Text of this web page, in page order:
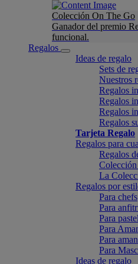
Colección On The Go
Ganador del premio
funcional.
Regalos
Ideas de regalo
Sets de
Nuestros
Regalos
Regalos
Regalos
Regalos
Tarjeta Regalo
Regalos para
Regalos
La
Regalos por
Para chefs
Para
Para
Para
Para
Para
Ideas de regalo